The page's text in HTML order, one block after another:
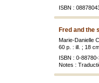
ISBN :
Fred and the
Marie-Danielle
60 p. : ill. ; 18
ISBN : 0-
Notes :